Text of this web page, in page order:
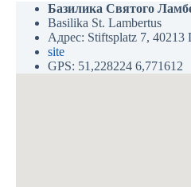
Базилика Святого
Basilika St. Lambertus
Адрес: Stiftsplatz 7, 40213
site
GPS: 51,228224 6,771612